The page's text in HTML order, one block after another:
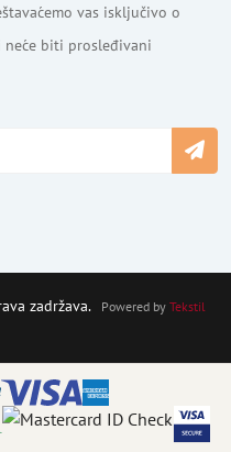
vas isključivo o
neće biti prosleđivani
zadržava. Powered by Tekstil